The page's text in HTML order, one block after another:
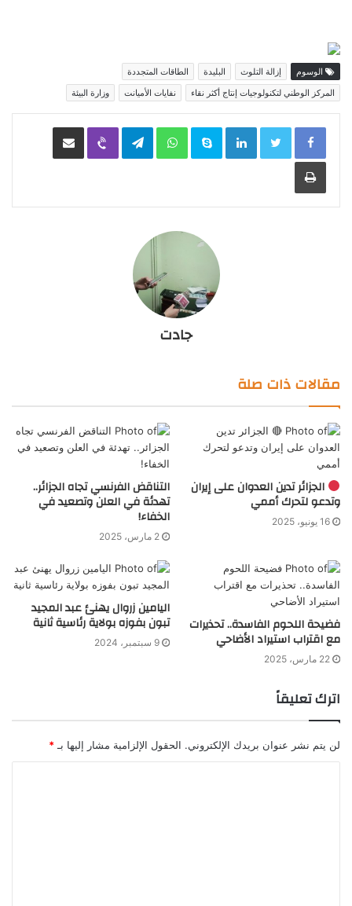
الوسوم إزالة التلوث البليدة
الطاقات المتجددة
المركز الوطني لتكنولوجيات إنتاج أكثر نقاء
نفايات الأميانت وزارة البيئة
LinkedIn
Skype
WhatsApp
Telegram
Viber مشاركة عبر البريد
طباعة
جادت
مقالات ذات صلة
الجزائر تدين العدوان على إيران
وتدعو لتحرك أممي
16 يونيو، 2025
التناقض الفرنسي تجاه الجزائر..
تهدئة في العلن وتصعيد في
الخفاء!
2 مارس، 2025
فضيحة اللحوم الفاسدة.. تحذيرات
مع اقتراب استيراد الأضاحي
22 مارس، 2025
اليامين زروال يهنئ عبد المجيد
تبون بفوزه بولاية رئاسية ثانية
9 سبتمبر، 2024
اترك تعليقاً
لن يتم نشر عنوان بريدك الإلكتروني. الحقول الإلزامية مشار إليها بـ *